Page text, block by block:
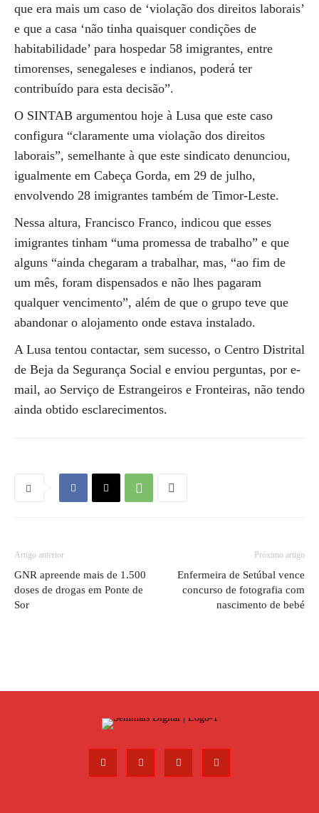
que era mais um caso de ‘violação dos direitos laborais’
e que a casa ‘não tinha quaisquer condições de
habitabilidade’ para hospedar 58 imigrantes, entre
timorenses, senegaleses e indianos, poderá ter
contribuído para esta decisão”.
O SINTAB argumentou hoje à Lusa que este caso
configura “claramente uma violação dos direitos
laborais”, semelhante à que este sindicato denunciou,
igualmente em Cabeça Gorda, em 29 de julho,
envolvendo 28 imigrantes também de Timor-Leste.
Nessa altura, Francisco Franco, indicou que esses
imigrantes tinham “uma promessa de trabalho” e que
alguns “ainda chegaram a trabalhar, mas, “ao fim de
um mês, foram dispensados e não lhes pagaram
qualquer vencimento”, além de que o grupo teve que
abandonar o alojamento onde estava instalado.
A Lusa tentou contactar, sem sucesso, o Centro Distrital
de Beja da Segurança Social e enviou perguntas, por e-
mail, ao Serviço de Estrangeiros e Fronteiras, não tendo
ainda obtido esclarecimentos.
Artigo anterior
GNR apreende mais de 1.500
doses de drogas em Ponte de
Sor
Próximo artigo
Enfermeira de Setúbal vence
concurso de fotografia com
nascimento de bebé